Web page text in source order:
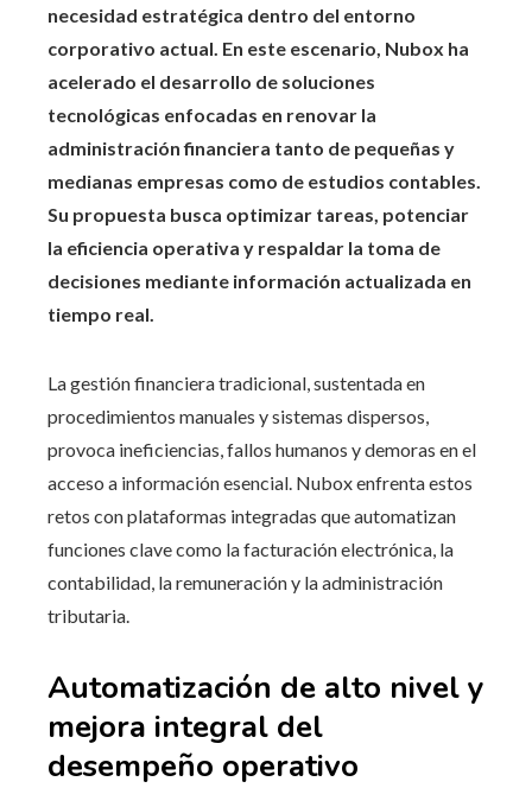
necesidad estratégica dentro del entorno
corporativo actual. En este escenario, Nubox ha
acelerado el desarrollo de soluciones
tecnológicas enfocadas en renovar la
administración financiera tanto de pequeñas y
medianas empresas como de estudios contables.
Su propuesta busca optimizar tareas, potenciar
la eficiencia operativa y respaldar la toma de
decisiones mediante información actualizada en
tiempo real.
La gestión financiera tradicional, sustentada en
procedimientos manuales y sistemas dispersos,
provoca ineficiencias, fallos humanos y demoras en el
acceso a información esencial. Nubox enfrenta estos
retos con plataformas integradas que automatizan
funciones clave como la facturación electrónica, la
contabilidad, la remuneración y la administración
tributaria.
Automatización de alto nivel y
mejora integral del
desempeño operativo